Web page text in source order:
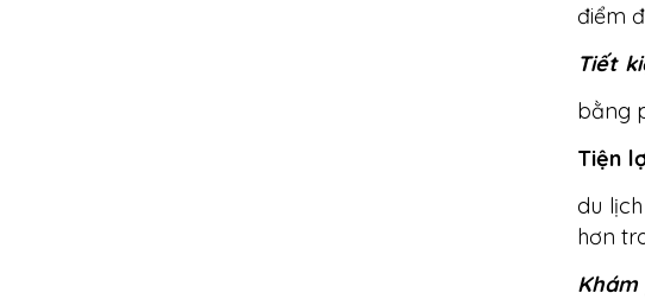
điểm
Tiết
bằng
Tiện
du
hơn